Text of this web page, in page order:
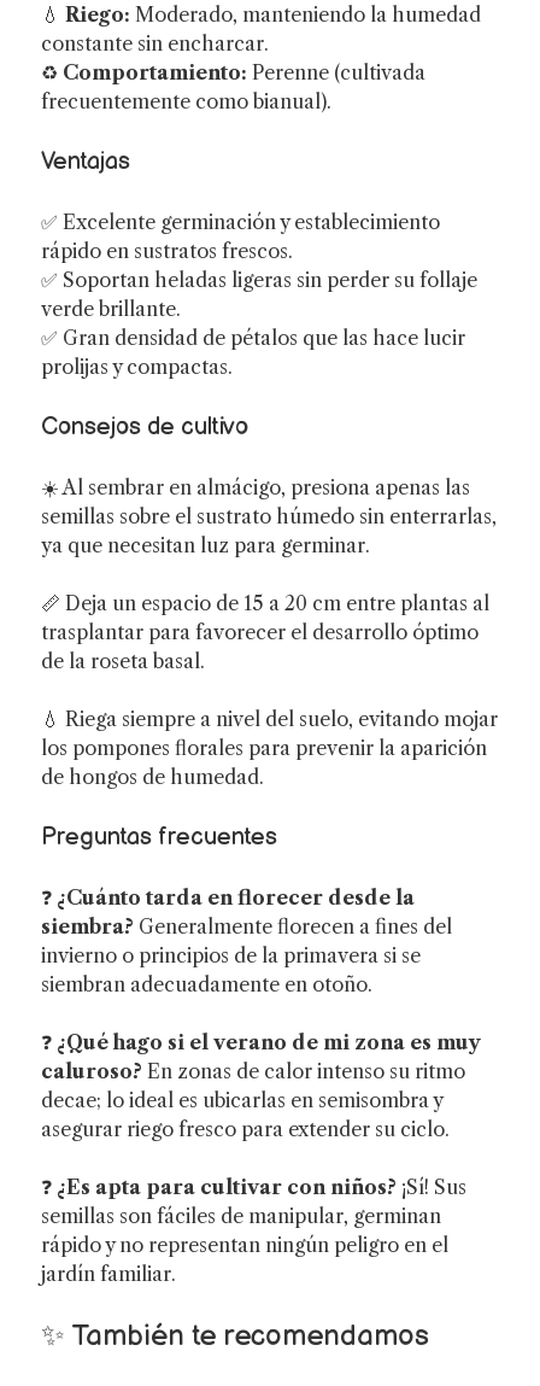
💧 Riego: Moderado, manteniendo la humedad
constante sin encharcar.
♻️ Comportamiento: Perenne (cultivada
frecuentemente como bianual).
Ventajas
✅ Excelente germinación y establecimiento
rápido en sustratos frescos.
✅ Soportan heladas ligeras sin perder su follaje
verde brillante.
✅ Gran densidad de pétalos que las hace lucir
prolijas y compactas.
Consejos de cultivo
☀️ Al sembrar en almácigo, presiona apenas las
semillas sobre el sustrato húmedo sin enterrarlas,
ya que necesitan luz para germinar.
📏 Deja un espacio de 15 a 20 cm entre plantas al
trasplantar para favorecer el desarrollo óptimo
de la roseta basal.
💧 Riega siempre a nivel del suelo, evitando mojar
los pompones florales para prevenir la aparición
de hongos de humedad.
Preguntas frecuentes
❓ ¿Cuánto tarda en florecer desde la
siembra? Generalmente florecen a fines del
invierno o principios de la primavera si se
siembran adecuadamente en otoño.
❓ ¿Qué hago si el verano de mi zona es muy
caluroso? En zonas de calor intenso su ritmo
decae; lo ideal es ubicarlas en semisombra y
asegurar riego fresco para extender su ciclo.
❓ ¿Es apta para cultivar con niños? ¡Sí! Sus
semillas son fáciles de manipular, germinan
rápido y no representan ningún peligro en el
jardín familiar.
✨ También te recomendamos